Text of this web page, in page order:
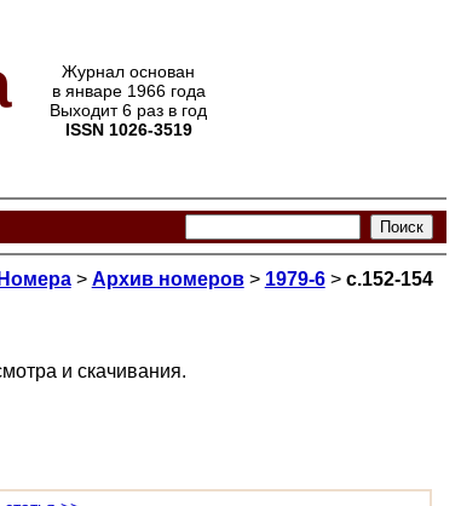
Журнал основан
в январе 1966 года
Выходит 6 раз в год
ISSN 1026-3519
Номера> Архив номеров> 1979-6> с.152-154
и скачивания.